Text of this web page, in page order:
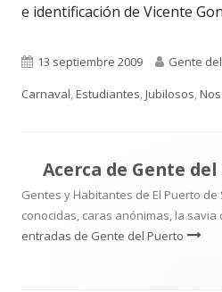
e identificación de Vicente
Publicado
el
13 septiembre 2009 Autor
Gente
Carnaval,Estudiantes,Jubilosos,
Acerca de Gente
Gentes y Habitantes de El Puerto de
conocidas, caras anónimas, la savia
entradas de Gente del Puerto